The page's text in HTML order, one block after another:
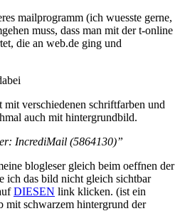
mailprogramm (ich wuesste gerne,
muss, dass man mit der t-online
die an web.de ging und
mit verschiedenen schriftfarben und
auch mit hintergrundbild.
IncrediMail (5864130)”
blogleser gleich beim oeffnen der
ich das bild nicht gleich sichtbar
DIESEN link klicken. (ist ein
mit schwarzem hintergrund der